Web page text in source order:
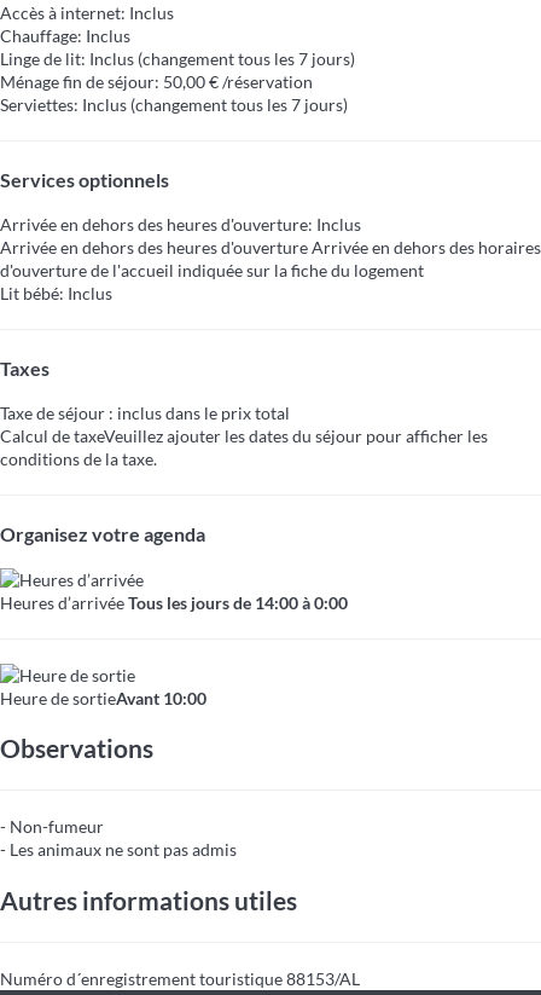
Accès à internet: Inclus
Chauffage: Inclus
Linge de lit: Inclus (changement tous les 7 jours)
Ménage fin de séjour: 50,00 € /réservation
Serviettes: Inclus (changement tous les 7 jours)
Services optionnels
Arrivée en dehors des heures d'ouverture: Inclus
Arrivée en dehors des heures d'ouvertureArrivée en dehors des horaires
d'ouverture de l'accueil indiquée sur la fiche du logement
Lit bébé: Inclus
Taxes
Taxe de séjour : inclus dans le prix total
Calcul de taxeVeuillez ajouter les dates du séjour pour afficher les
conditions de la taxe.
Organisez votre agenda
Heures d’arrivéeTous les jours de 14:00 à 0:00
Heure de sortieAvant 10:00
Observations
- Non-fumeur
- Les animaux ne sont pas admis
Autres informations utiles
Numéro d´enregistrement touristique88153/AL